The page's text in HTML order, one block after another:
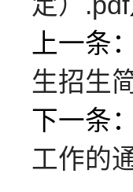
上一条：
生招生
下一条：
工作的